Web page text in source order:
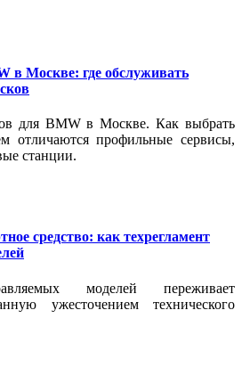
в Москве: где обслуживать
для BMW в Москве. Как выбрать
отличаются профильные сервисы,
станции.
средство: как техрегламент
моделей переживает
ужесточением технического